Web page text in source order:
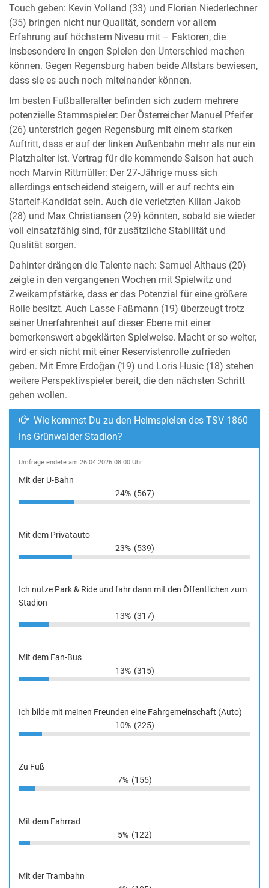
Touch geben: Kevin Volland (33) und Florian Niederlechner
(35) bringen nicht nur Qualität, sondern vor allem
Erfahrung auf höchstem Niveau mit – Faktoren, die
insbesondere in engen Spielen den Unterschied machen
können. Gegen Regensburg haben beide Altstars bewiesen,
dass sie es auch noch miteinander können.
Im besten Fußballeralter befinden sich zudem mehrere
potenzielle Stammspieler: Der Österreicher Manuel Pfeifer
(26) unterstrich gegen Regensburg mit einem starken
Auftritt, dass er auf der linken Außenbahn mehr als nur ein
Platzhalter ist. Vertrag für die kommende Saison hat auch
noch Marvin Rittmüller: Der 27-Jährige muss sich
allerdings entscheidend steigern, will er auf rechts ein
Startelf-Kandidat sein. Auch die verletzten Kilian Jakob
(28) und Max Christiansen (29) könnten, sobald sie wieder
voll einsatzfähig sind, für zusätzliche Stabilität und
Qualität sorgen.
Dahinter drängen die Talente nach: Samuel Althaus (20)
zeigte in den vergangenen Wochen mit Spielwitz und
Zweikampfstärke, dass er das Potenzial für eine größere
Rolle besitzt. Auch Lasse Faßmann (19) überzeugt trotz
seiner Unerfahrenheit auf dieser Ebene mit einer
bemerkenswert abgeklärten Spielweise. Macht er so weiter,
wird er sich nicht mit einer Reservistenrolle zufrieden
geben. Mit Emre Erdoğan (19) und Loris Husic (18) stehen
weitere Perspektivspieler bereit, die den nächsten Schritt
gehen wollen.
Wie kommst Du zu den Heimspielen des TSV 1860
ins Grünwalder Stadion?
Umfrage endete am 26.04.2026 08:00 Uhr
Mit der U-Bahn
24% (567)
Mit dem Privatauto
23% (539)
Ich nutze Park & Ride und fahr dann mit den Öffentlichen zum
Stadion
13% (317)
Mit dem Fan-Bus
13% (315)
Ich bilde mit meinen Freunden eine Fahrgemeinschaft (Auto)
10% (225)
Zu Fuß
7% (155)
Mit dem Fahrrad
5% (122)
Mit der Trambahn